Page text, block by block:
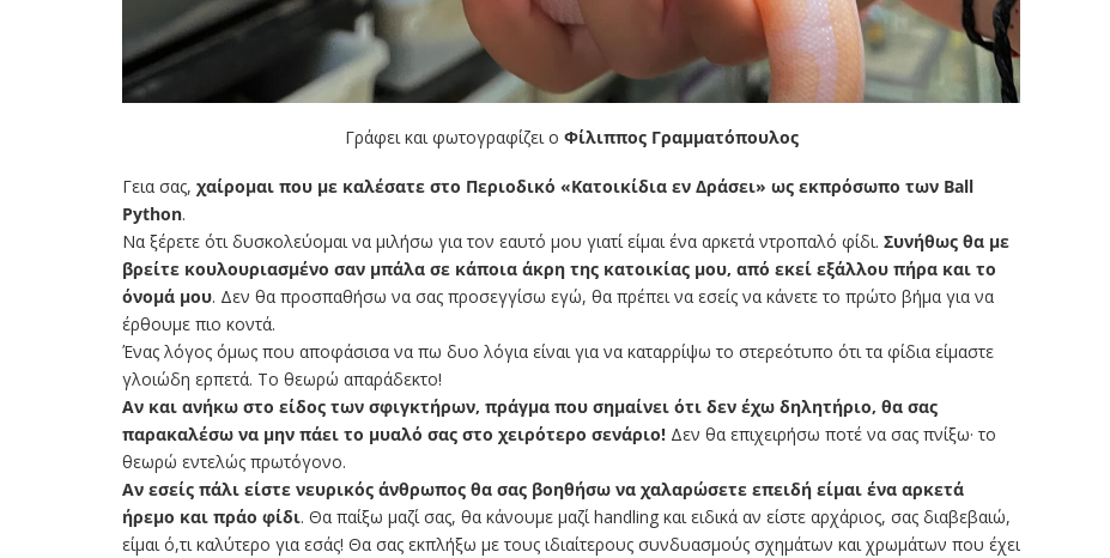
Γράφει και φωτογραφίζει ο Φίλιππος Γραμματόπουλος
Γεια σας, χαίρομαι που με καλέσατε στο Περιοδικό «Κατοικίδια εν Δράσει» ως εκπρόσωπο των Ball
Python.
Να ξέρετε ότι δυσκολεύομαι να μιλήσω για τον εαυτό μου γιατί είμαι ένα αρκετά ντροπαλό φίδι. Συνήθως θα με
βρείτε κουλουριασμένο σαν μπάλα σε κάποια άκρη της κατοικίας μου, από εκεί εξάλλου πήρα και το
όνομά μου. Δεν θα προσπαθήσω να σας προσεγγίσω εγώ, θα πρέπει να εσείς να κάνετε το πρώτο βήμα για να
έρθουμε πιο κοντά.
Ένας λόγος όμως που αποφάσισα να πω δυο λόγια είναι για να καταρρίψω το στερεότυπο ότι τα φίδια είμαστε
γλοιώδη ερπετά. Το θεωρώ απαράδεκτο!
Αν και ανήκω στο είδος των σφιγκτήρων, πράγμα που σημαίνει ότι δεν έχω δηλητήριο, θα σας
παρακαλέσω να μην πάει το μυαλό σας στο χειρότερο σενάριο! Δεν θα επιχειρήσω ποτέ να σας πνίξω· το
θεωρώ εντελώς πρωτόγονο.
Αν εσείς πάλι είστε νευρικός άνθρωπος θα σας βοηθήσω να χαλαρώσετε επειδή είμαι ένα αρκετά
ήρεμο και πράο φίδι. Θα παίξω μαζί σας, θα κάνουμε μαζί handling και ειδικά αν είστε αρχάριος, σας διαβεβαιώ,
είμαι ό,τι καλύτερο για εσάς! Θα σας εκπλήξω με τους ιδιαίτερους συνδυασμούς σχημάτων και χρωμάτων που έχει